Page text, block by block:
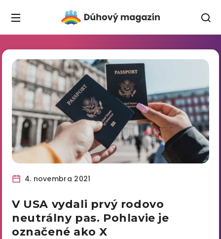
4. novembra 2021
V USA vydali prvý rodovo
neutrálny pas. Pohlavie je
označené ako X